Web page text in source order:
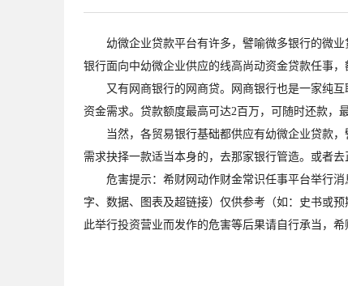
幼微企业贷款平台有许多，譬喻微多银行的微业
银行面向中幼微企业供应的线高尚动资金贷款任事
又有网商银行的网商贷。网商银行也是一家纯互
资金需求。贷款额度最高可达2百万，可随时还款，
当然，各贸易银行基础都供应有幼微企业贷款，
需求抉择一款适当本身的，去那家银行管造。或者
危害提示：希财网动作财金常识任事平台举行消
字、数据、图表及超链接）仅供参考（如：史书或
此举行投资营业而发作的危害等后果请自行承当，希